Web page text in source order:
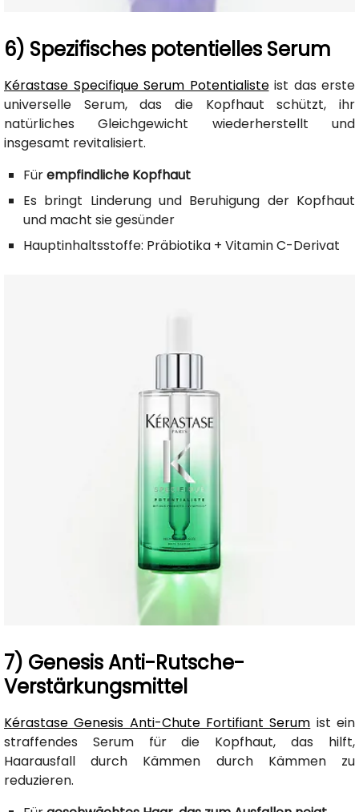
6) Spezifisches potentielles Serum
Kérastase Specifique Serum Potentialisteist das erste
universelle Serum, das die Kopfhaut schützt, ihr
natürliches Gleichgewicht wiederherstellt und
insgesamt revitalisiert.
Fürempfindliche Kopfhaut
Es bringt Linderung und Beruhigung der Kopfhaut
und macht sie gesünder
Hauptinhaltsstoffe: Präbiotika + Vitamin C-Derivat
7) Genesis Anti-Rutsche-
Verstärkungsmittel
Kérastase Genesis Anti-Chute Fortifiant Serum ist ein
straffendes Serum für die Kopfhaut, das hilft,
Haarausfall durch Kämmen durch Kämmen zu
reduzieren.